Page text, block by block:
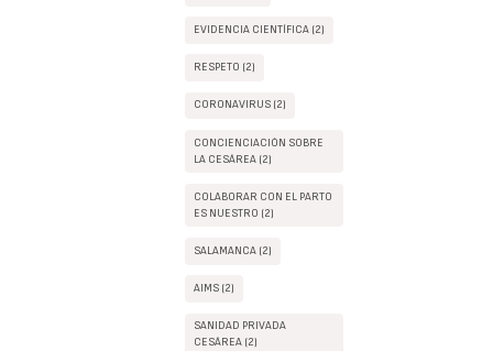
EVIDENCIA CIENTÍFICA (2)
RESPETO (2)
CORONAVIRUS (2)
CONCIENCIACIÓN SOBRE
LA CESÁREA (2)
COLABORAR CON EL PARTO
ES NUESTRO (2)
SALAMANCA (2)
AIMS (2)
SANIDAD PRIVADA
CESÁREA (2)